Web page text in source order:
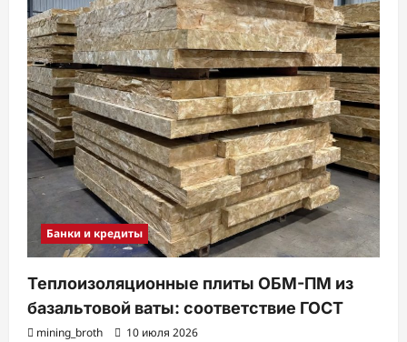
Банки и кредиты
Теплоизоляционные плиты ОБМ-ПМ из
базальтовой ваты: соответствие ГОСТ
mining_broth 10 июля 2026